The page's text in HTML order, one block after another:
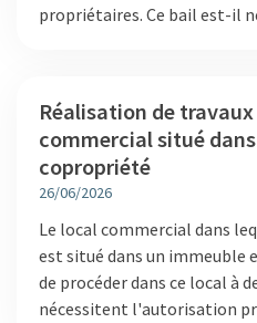
propriétaires. Ce bail est-il
Réalisation de
commercial situé
copropriété
26/06/2026
Le local commercial dans
est situé dans un immeuble
de procéder dans ce local à
nécessitent l'autorisation